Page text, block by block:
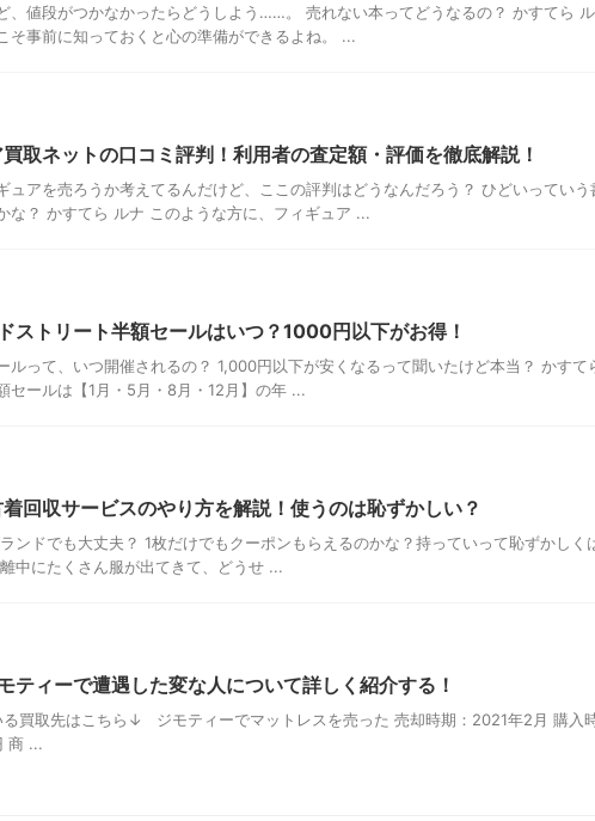
、値段がつかなかったらどうしよう……。 売れない本ってどうなるの？ かすてら
そ事前に知っておくと心の準備ができるよね。 ...
買取ネットの口コミ評判！利用者の査定額・評価を徹底解説！
ュアを売ろうか考えてるんだけど、ここの評判はどうなんだろう？ ひどいってい
な？ かすてら ルナ このような方に、フィギュア ...
ストリート半額セールはいつ？1000円以下がお得！
ルって、いつ開催されるの？ 1,000円以下が安くなるって聞いたけど本当？ かすて
セールは【1月・5月・8月・12月】の年 ...
回収サービスのやり方を解説！使うのは恥ずかしい？
ンドでも大丈夫？ 1枚だけでもクーポンもらえるのかな？持っていって恥ずかしく
中にたくさん服が出てきて、どうせ ...
ティーで遭遇した変な人について詳しく紹介する！
買取先はこちら↓ ジモティーでマットレスを売った 売却時期：2021年2月 購入
商 ...